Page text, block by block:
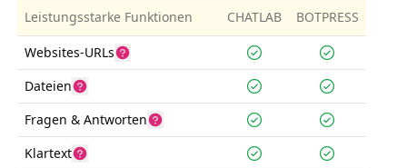
Leistungsstarke Funktionen CHATLAB BOTPRESS
Websites-URLs
Dateien
Fragen & Antworten
Klartext